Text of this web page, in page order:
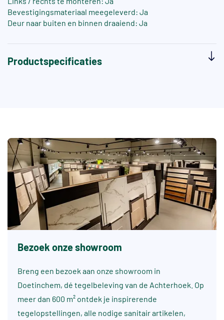
Bevestigingsmateriaal meegeleverd: Ja
Deur naar buiten en binnen draaiend: Ja
Productspecificaties
Bezoek onze showroom
Breng een bezoek aan onze showroom in
Doetinchem, dé tegelbeleving van de Achterhoek. Op
meer dan 600 m² ontdek je inspirerende
tegelopstellingen, alle nodige sanitair artikelen,